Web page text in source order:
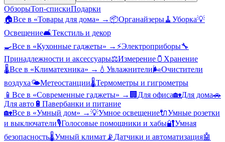
ОбзорыТоп-спискиПодарки
🏠Все в «Товары для дома» → 📦Органайзеры🧹 Уборка💡
Освещение🛋️Текстиль и декор
🍳Все в «Кухонные гаджеты» → ⚡Электроприборы🔧
Принадлежности и аксессуары⚖️Измерение 🫙 Хранение
🌡️Все в «Климатехника» → 💧 Увлажнители🌬️Очистители
воздуха🌤️Метеостанции🌡️Термометры и гигрометры
📱 Все в «Современные гаджеты» → 🏢 Для офиса🏡Для дома🚗
Для авто 🔋 Павербанки и питание
🏡Все в «Умный дом» →💡Умное освещение🔌Умные розетки
и выключатели🎙️Голосовые помощники и хабы🔐Умная
безопасность🌡️Умный климат 📡 Датчики и автоматизация🤖